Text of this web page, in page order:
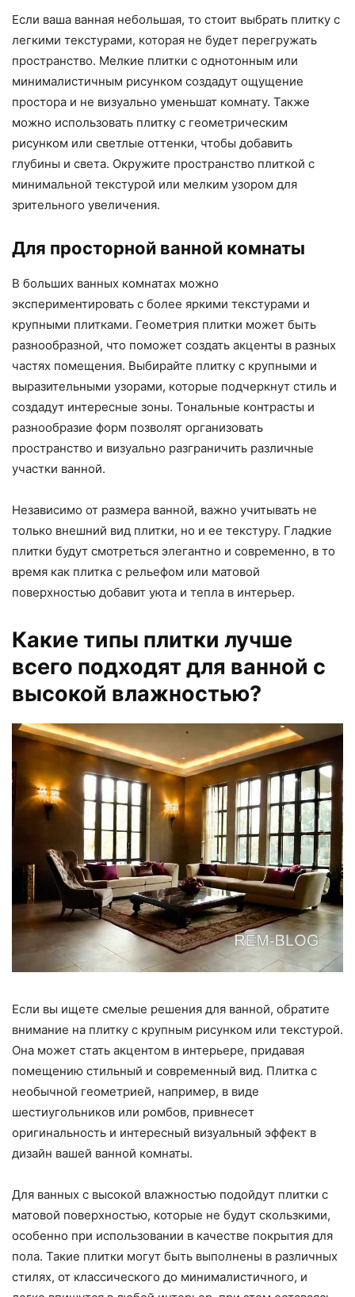
Если ваша ванная небольшая, то стоит выбрать плитку с
легкими текстурами, которая не будет перегружать
пространство. Мелкие плитки с однотонным или
минималистичным рисунком создадут ощущение
простора и не визуально уменьшат комнату. Также
можно использовать плитку с геометрическим
рисунком или светлые оттенки, чтобы добавить
глубины и света. Окружите пространство плиткой с
минимальной текстурой или мелким узором для
зрительного увеличения.
Для просторной ванной комнаты
В больших ванных комнатах можно
экспериментировать с более яркими текстурами и
крупными плитками. Геометрия плитки может быть
разнообразной, что поможет создать акценты в разных
частях помещения. Выбирайте плитку с крупными и
выразительными узорами, которые подчеркнут стиль и
создадут интересные зоны. Тональные контрасты и
разнообразие форм позволят организовать
пространство и визуально разграничить различные
участки ванной.
Независимо от размера ванной, важно учитывать не
только внешний вид плитки, но и ее текстуру. Гладкие
плитки будут смотреться элегантно и современно, в то
время как плитка с рельефом или матовой
поверхностью добавит уюта и тепла в интерьер.
Какие типы плитки лучше
всего подходят для ванной с
высокой влажностью?
Если вы ищете смелые решения для ванной, обратите
внимание на плитку с крупным рисунком или текстурой.
Она может стать акцентом в интерьере, придавая
помещению стильный и современный вид. Плитка с
необычной геометрией, например, в виде
шестиугольников или ромбов, привнесет
оригинальность и интересный визуальный эффект в
дизайн вашей ванной комнаты.
Для ванных с высокой влажностью подойдут плитки с
матовой поверхностью, которые не будут скользкими,
особенно при использовании в качестве покрытия для
пола. Такие плитки могут быть выполнены в различных
стилях, от классического до минималистичного, и